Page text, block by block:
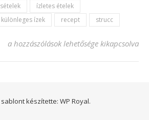
ízletes ételek
különleges ízek recept strucc
Strucc recept: Fedezd fel a különleges
a hozzászólások lehetősége kikapcsolva
készítette: WP Royal.